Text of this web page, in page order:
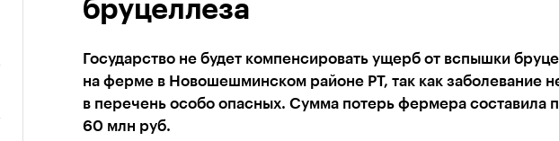
бруцеллеза
Государство не будет компенсировать ущерб от вспышки
на ферме в Новошешминском районе РТ, так как заболевание
в перечень особо опасных. Сумма потерь фермера составила
60 млн руб.